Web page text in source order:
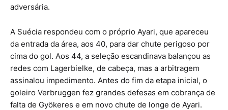
adversária.
A Suécia respondeu com o próprio Ayari, que apareceu
da entrada da área, aos 40, para dar chute perigoso por
cima do gol. Aos 44, a seleção escandinava balançou as
redes com Lagerbielke, de cabeça, mas a arbitragem
assinalou impedimento. Antes do fim da etapa inicial, o
goleiro Verbruggen fez grandes defesas em cobrança de
falta de Gyökeres e em novo chute de longe de Ayari.